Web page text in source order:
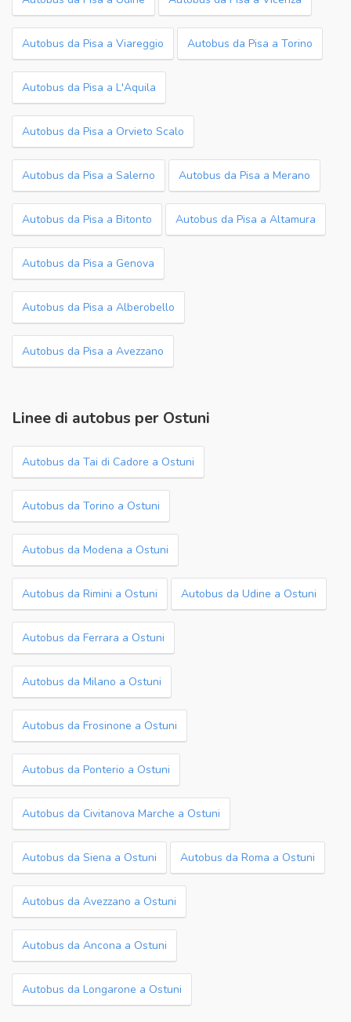
Autobus da Pisa a Viareggio Autobus da Pisa a Torino
Autobus da Pisa a L'Aquila
Autobus da Pisa a Orvieto Scalo
Autobus da Pisa a Salerno Autobus da Pisa a Merano
Autobus da Pisa a Bitonto Autobus da Pisa a Altamura
Autobus da Pisa a Genova
Autobus da Pisa a Alberobello
Autobus da Pisa a Avezzano
Linee di autobus per Ostuni
Autobus da Tai di Cadore a Ostuni
Autobus da Torino a Ostuni
Autobus da Modena a Ostuni
Autobus da Rimini a Ostuni Autobus da Udine a Ostuni
Autobus da Ferrara a Ostuni
Autobus da Milano a Ostuni
Autobus da Frosinone a Ostuni
Autobus da Ponterio a Ostuni
Autobus da Civitanova Marche a Ostuni
Autobus da Siena a Ostuni Autobus da Roma a Ostuni
Autobus da Avezzano a Ostuni
Autobus da Ancona a Ostuni
Autobus da Longarone a Ostuni